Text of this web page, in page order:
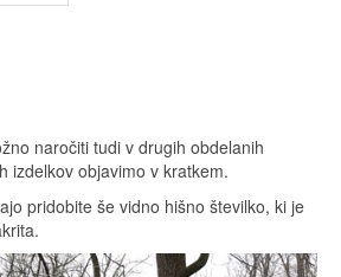
naročiti tudi v drugih obdelanih
izdelkov objavimo v kratkem.
pridobite še vidno hišno številko, ki je